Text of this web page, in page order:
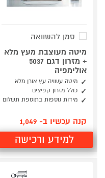
סמן להשוואה
מיטה מעוצבת מעץ מלא
+ מזרון דגם 5037
אולימפיה
מיטה עשויה עץ אורן מלא
כולל מזרון קפיצים
מידות נוספות בתוספת תשלום
קנה עכשיו ב- 1,049
למידע ורכישה